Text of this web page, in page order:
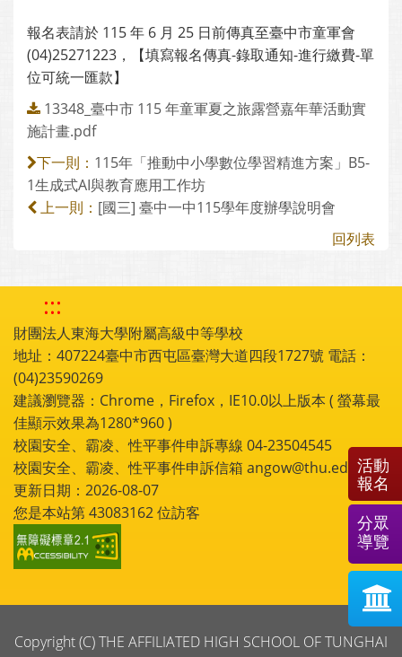
報名表請於 115 年 6 月 25 日前傳真至臺中市童軍會
(04)25271223，【填寫報名傳真-錄取通知-進行繳費-單
位可統一匯款】
13348_臺中市 115 年童軍夏之旅露營嘉年華活動實
施計畫.pdf
下一則： 115年「推動中小學數位學習精進方案」B5-
1生成式AI與教育應用工作坊
上一則： [國三] 臺中一中115學年度辦學說明會
回列表
:::
財團法人東海大學附屬高級中等學校
地址：407224臺中市西屯區臺灣大道四段1727號 電話：
(04)23590269
建議瀏覽器：Chrome，Firefox，IE10.0以上版本 ( 螢幕最
佳顯示效果為1280*960 )
校園安全、霸凌、性平事件申訴專線 04-23504545
校園安全、霸凌、性平事件申訴信箱 angow@thu.edu.tw
更新日期：2026-08-07
您是本站第43083162位訪客
Copyright (C) THE AFFILIATED HIGH SCHOOL OF TUNGHAI
活動
報名
分眾
導覽